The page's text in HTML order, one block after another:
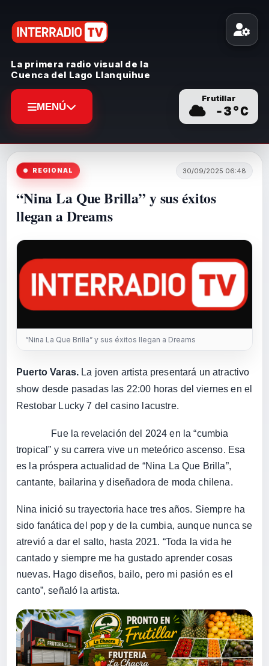
La primera radio visual de la
Cuenca del Lago Llanquihue
Frutillar
-3°C
MENÚ
REGIONAL 30/09/2025 06:48
“Nina La Que Brilla” y sus éxitos
llegan a Dreams
“Nina La Que Brilla” y sus éxitos llegan a Dreams
Puerto Varas. La joven artista presentará un atractivo
show desde pasadas las 22:00 horas del viernes en el
Restobar Lucky 7 del casino lacustre.
Fue la revelación del 2024 en la “cumbia
tropical” y su carrera vive un meteórico ascenso. Esa
es la próspera actualidad de “Nina La Que Brilla”,
cantante, bailarina y diseñadora de moda chilena.
Nina inició su trayectoria hace tres años. Siempre ha
sido fanática del pop y de la cumbia, aunque nunca se
atrevió a dar el salto, hasta 2021. “Toda la vida he
cantado y siempre me ha gustado aprender cosas
nuevas. Hago diseños, bailo, pero mi pasión es el
canto”, señaló la artista.